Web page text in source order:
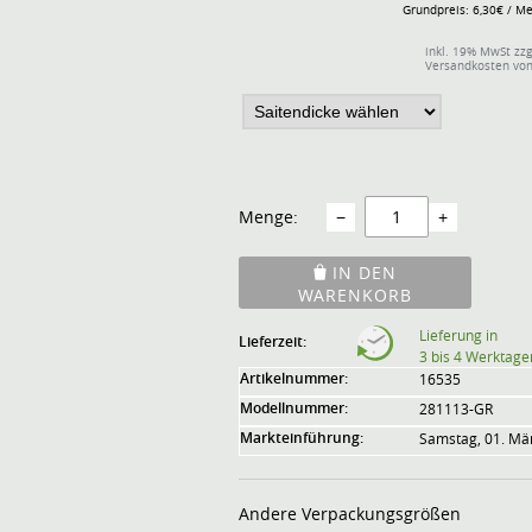
Grundpreis: 6,30€ /
inkl. 19% MwSt
Versandkosten
Menge: − +
IN DEN
WARENKORB
Lieferzeit:
Lieferung in
3 bis 4
Artikelnummer: 16535
Modellnummer: 281113-GR
Markteinführung: Samstag, 01.
Andere Verpackungsgrößen